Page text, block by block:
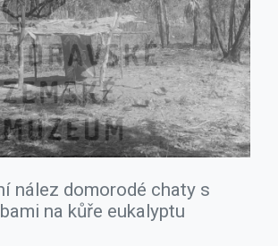
nález domorodé chaty s
na kůře eukalyptu